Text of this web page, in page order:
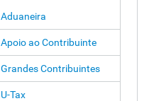
Aduaneira
Apoio ao Contribuinte
Grandes Contribuintes
U-Tax